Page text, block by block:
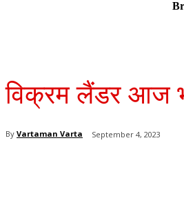
विक्रम लैंडर आज
By Vartaman Varta September 4, 2023